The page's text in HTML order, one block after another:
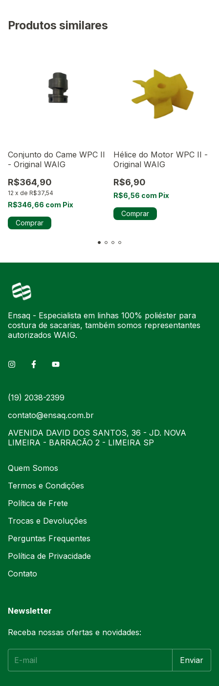
Produtos similares
Conjunto do Came WPC II
- Original WAIG
R$364,90
12 x de R$37,54
R$346,66 com Pix
Hélice do Motor WPC II -
Original WAIG
R$6,90
R$6,56 com Pix
Ensaq - Especialista em linhas 100% poliéster para
costura de sacarias, também somos representantes
autorizados WAIG.
(19) 2038-2399
contato@ensaq.com.br
AVENIDA DAVID DOS SANTOS, 36 - JD. NOVA
LIMEIRA - BARRACÃO 2 - LIMEIRA SP
Quem Somos
Termos e Condições
Política de Frete
Trocas e Devoluções
Perguntas Frequentes
Política de Privacidade
Contato
Newsletter
Receba nossas ofertas e novidades: